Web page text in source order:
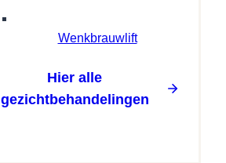
Wenkbrauwlift
Hier alle
gezichtbehandelingen